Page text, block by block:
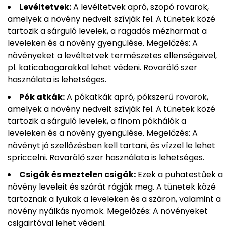
Levéltetvek:A levéltetvek apró, szopó rovarok,
amelyek a növény nedveit szívják fel. A tünetek közé
tartozik a sárguló levelek, a ragadós mézharmat a
leveleken és a növény gyengülése. Megelőzés: A
növényeket a levéltetvek természetes ellenségeivel,
pl. katicabogarakkal lehet védeni. Rovarölő szer
használata is lehetséges.
Pók atkák:A pókatkák apró, pókszerű rovarok,
amelyek a növény nedveit szívják fel. A tünetek közé
tartozik a sárguló levelek, a finom pókhálók a
leveleken és a növény gyengülése. Megelőzés: A
növényt jó szellőzésben kell tartani, és vízzel le lehet
spriccelni. Rovarölő szer használata is lehetséges.
Csigák és meztelen csigák: Ezek a puhatestűek a
növény leveleit és szárát rágják meg. A tünetek közé
tartoznak a lyukak a leveleken és a száron, valamint a
növény nyálkás nyomok. Megelőzés: A növényeket
csigairtóval lehet védeni.